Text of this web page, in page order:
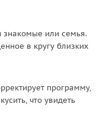
знакомые или семья.
в кругу близких
программу,
что увидеть